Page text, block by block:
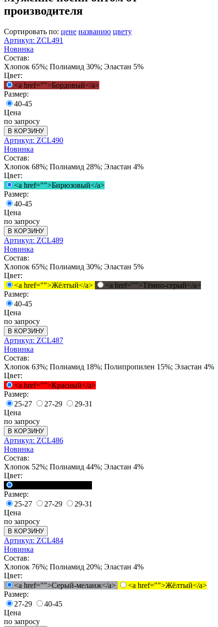
производителя
Сортировать по: цене названию цвету
Артикул: ZCL491
Новинка
Состав:
Хлопок 65%; Полиамид 30%; Эластан 5%
Цвет:
<a href="">Бордовый</a>
Размер:
40-45
Цена
по запросу
В КОРЗИНУ
Артикул: ZCL490
Новинка
Состав:
Хлопок 68%; Полиамид 28%; Эластан 4%
Цвет:
<a href="">Бирюзовый</a>
Размер:
40-45
Цена
по запросу
В КОРЗИНУ
Артикул: ZCL489
Новинка
Состав:
Хлопок 65%; Полиамид 30%; Эластан 5%
Цвет:
<a href="">Жёлтый</a>
<a href="">Тёмно-серый</a>
Размер:
40-45
Цена
по запросу
В КОРЗИНУ
Артикул: ZCL487
Новинка
Состав:
Хлопок 63%; Полиамид 18%; Полипропилен 15%; Эластан 4%
Цвет:
<a href="">Красный</a>
Размер:
25-27
27-29
29-31
Цена
по запросу
В КОРЗИНУ
Артикул: ZCL486
Новинка
Состав:
Хлопок 52%; Полиамид 44%; Эластан 4%
Цвет:
Размер:
25-27
27-29
29-31
Цена
по запросу
В КОРЗИНУ
Артикул: ZCL484
Новинка
Состав:
Хлопок 76%; Полиамид 20%; Эластан 4%
Цвет:
<a href="">Серый-меланж</a>
<a href="">Жёлтый</a>
Размер:
27-29
40-45
Цена
по запросу